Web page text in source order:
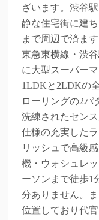
ざいます。渋谷
静な住宅街に建
まで周辺で済ま
東急東横線・渋
に大型スーパー
1LDKと2LDKの
ローリングの2パ
洗練されたセン
仕様の充実した
リッシュで高級
機・ウォシュレ
ーソンまで徒歩1
分ありません。
位置しており代